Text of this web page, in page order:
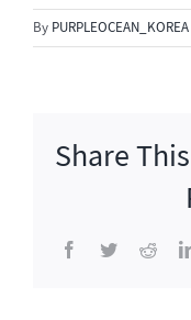
By PURPLEOCEAN_KOREA
Share
Facebook
Twitter